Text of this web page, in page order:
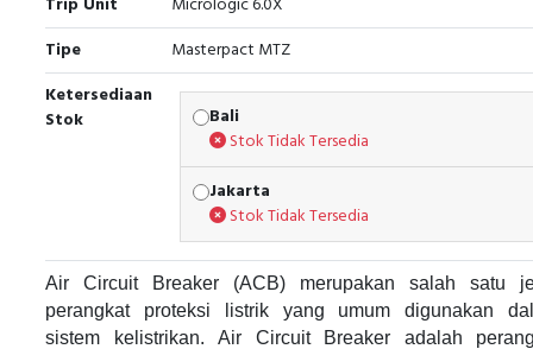
Tipe
Masterpact MTZ
Ketersediaan
Stok
Bali
Stok Tidak Tersedia
Jakarta
Stok Tidak Tersedia
Air Circuit Breaker (ACB) merupakan salah satu
perangkat proteksi listrik yang umum digunakan
sistem kelistrikan. Air Circuit Breaker adalah